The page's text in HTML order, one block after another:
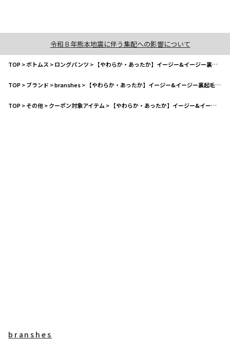
令和８年熊本地震に伴う集配への影響について
TOP>ボトムス >ロングパンツ > 【やわらか・あったか】イージー&イージー裏起毛パンツ
TOP>ブランド >branshes> 【やわらか・あったか】イージー&イージー裏起毛パンツ
TOP>その他>クーポン対象アイテム > 【やわらか・あったか】イージー&イージー裏起毛パンツ
branshes